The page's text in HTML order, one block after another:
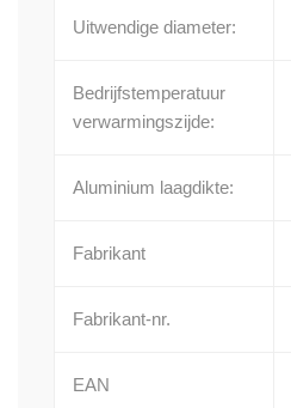
Uitwendige diameter:
Bedrijfstemperatuur
verwarmingszijde:
Aluminium laagdikte:
Fabrikant
Fabrikant-nr.
EAN